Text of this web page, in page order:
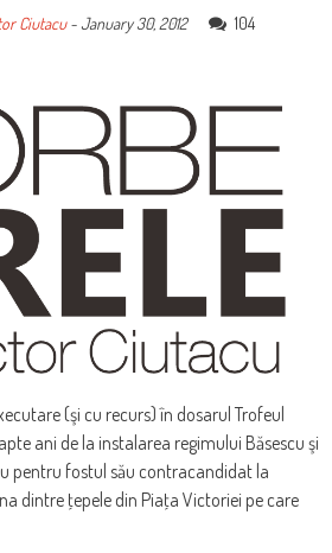
Ciutacu-January 30, 2012
104
(şi cu recurs) în dosarul Trofeul
ani de la instalarea regimului Băsescu şi
pentru fostul său contracandidat la
dintre ţepele din Piaţa Victoriei pe care